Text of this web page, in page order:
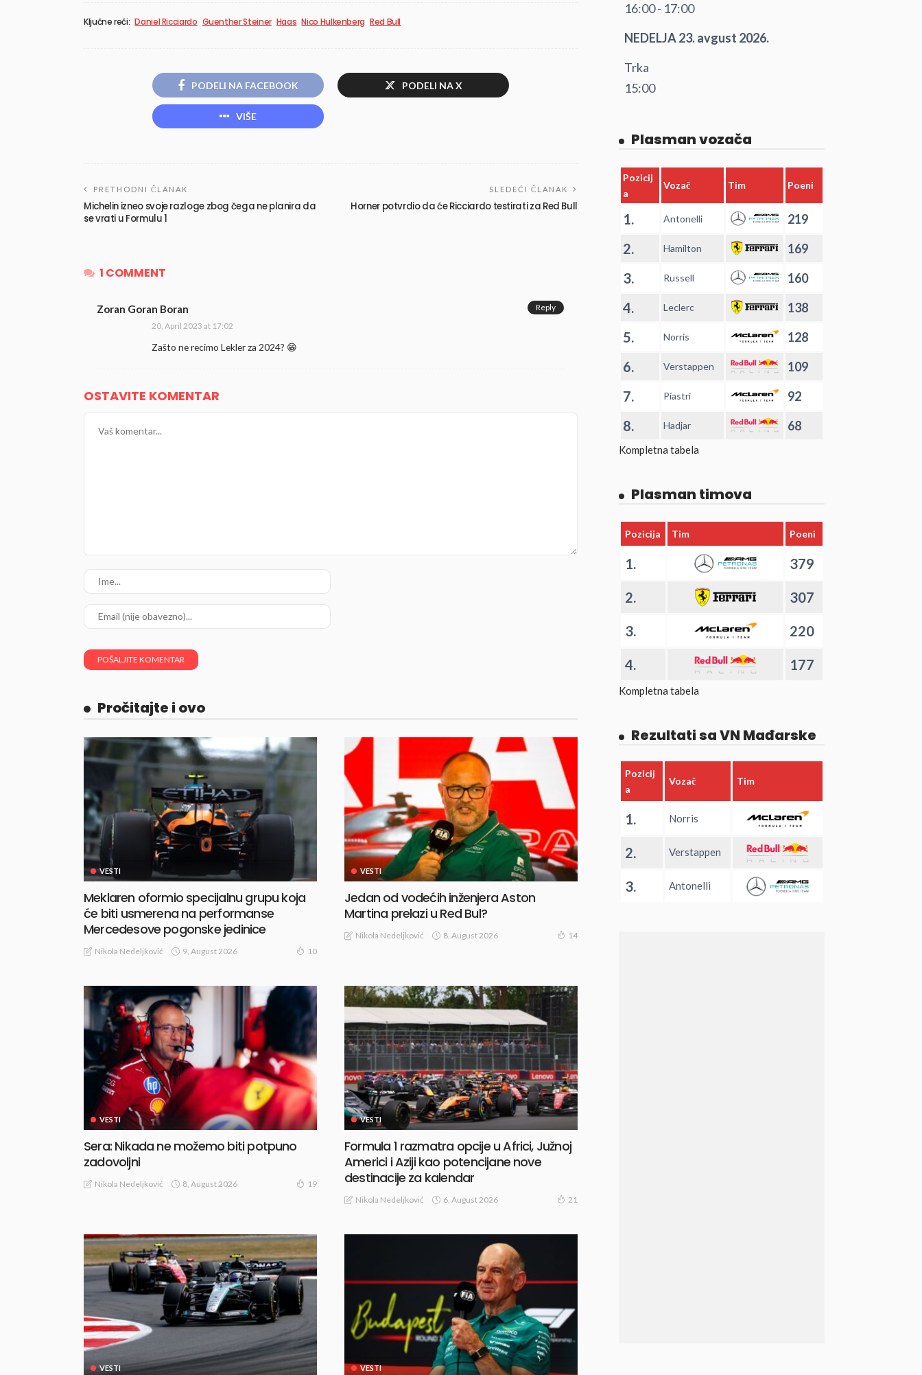
Ključne reči: Daniel Ricciardo Guenther Steiner Haas Nico Hulkenberg Red Bull
PODELI NA FACEBOOK PODELI NA X
VIŠE
PRETHODNI ČLANAK
Michelin izneo svoje razloge zbog čega ne planira da
se vrati u Formulu 1
SLEDEĆI ČLANAK
Horner potvrdio da će Ricciardo testirati za Red Bull
1 COMMENT
Zoran Goran Boran
20, April 2023 at 17:02
Zašto ne recimo Lekler za 2024? 😁
Reply
OSTAVITE KOMENTAR
Pročitajte i ovo
VESTI
Meklaren oformio specijalnu grupu koja
će biti usmerena na performanse
Mercedesove pogonske jedinice
Nikola Nedeljković 9, August 2026 10
VESTI
Jedan od vodećih inženjera Aston
Martina prelazi u Red Bul?
Nikola Nedeljković 8, August 2026 14
VESTI
Sera: Nikada ne možemo biti potpuno
zadovoljni
Nikola Nedeljković 8, August 2026 19
VESTI
Formula 1 razmatra opcije u Africi, Južnoj
Americi i Aziji kao potencijane nove
destinacije za kalendar
Nikola Nedeljković 6, August 2026 21
VESTI VESTI
16:00 - 17:00
NEDELJA 23. avgust 2026.
Trka
15:00
Plasman vozača
Pozicij
a
Vozač Tim Poeni
1. Antonelli 219
2. Hamilton 169
3. Russell 160
4. Leclerc 138
5. Norris 128
6. Verstappen 109
7. Piastri 92
8. Hadjar 68
Kompletna tabela
Plasman timova
Pozicija Tim Poeni
1. 379
2. 307
3. 220
4. 177
Kompletna tabela
Rezultati sa VN Mađarske
Pozicij
a
Vozač Tim
1. Norris
2. Verstappen
3. Antonelli